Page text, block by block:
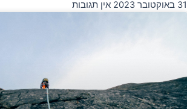
31 באוקטובר 2023
אין תגובות